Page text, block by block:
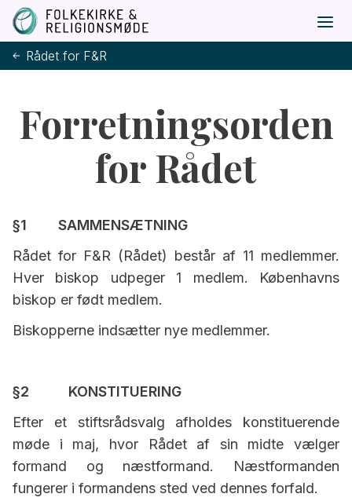
Rådet for F&R
Forretningsorden
for Rådet
§1 SAMMENSÆTNING
Rådet for F&R (Rådet) består af 11 medlemmer.
Hver biskop udpeger 1 medlem. Københavns
biskop er født medlem.
Biskopperne indsætter nye medlemmer.
§2 KONSTITUERING
Efter et stiftsrådsvalg afholdes konstituerende
møde i maj, hvor Rådet af sin midte vælger
formand og næstformand. Næstformanden
fungerer i formandens sted ved dennes forfald.